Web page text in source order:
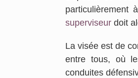
particulièrement
superviseur doit
La visée est de
entre tous, où
conduites